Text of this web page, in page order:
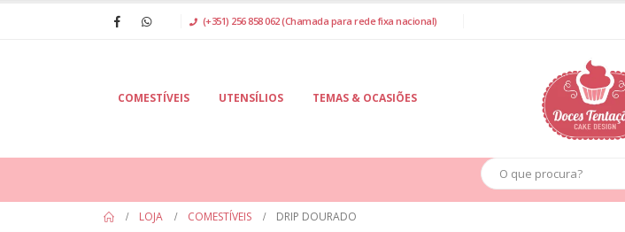
(+351) 256 858 062 (Chamada para rede fixa nacional)
COMESTÍVEIS UTENSÍLIOS TEMAS & OCASIÕES
LOJA COMESTÍVEIS DRIP DOURADO